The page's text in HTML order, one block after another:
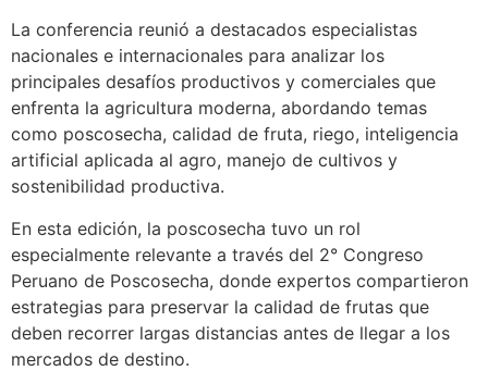
La conferencia reunió a destacados especialistas
nacionales e internacionales para analizar los
principales desafíos productivos y comerciales que
enfrenta la agricultura moderna, abordando temas
como poscosecha, calidad de fruta, riego, inteligencia
artificial aplicada al agro, manejo de cultivos y
sostenibilidad productiva.
En esta edición, la poscosecha tuvo un rol
especialmente relevante a través del 2° Congreso
Peruano de Poscosecha, donde expertos compartieron
estrategias para preservar la calidad de frutas que
deben recorrer largas distancias antes de llegar a los
mercados de destino.